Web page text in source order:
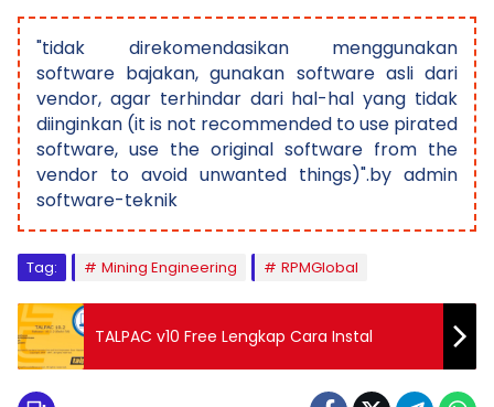
"tidak direkomendasikan menggunakan
software bajakan, gunakan software asli dari
vendor, agar terhindar dari hal-hal yang tidak
diinginkan (it is not recommended to use pirated
software, use the original software from the
vendor to avoid unwanted things)".by admin
software-teknik
Tag: Mining Engineering RPMGlobal
TALPAC v10 Free Lengkap Cara Instal